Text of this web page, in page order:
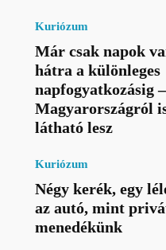
Kuriózum
Már csak napok
hátra a különleges
napfogyatkozásig –
Magyarországról
látható lesz
Kuriózum
Négy kerék, egy
az autó, mint
menedékünk